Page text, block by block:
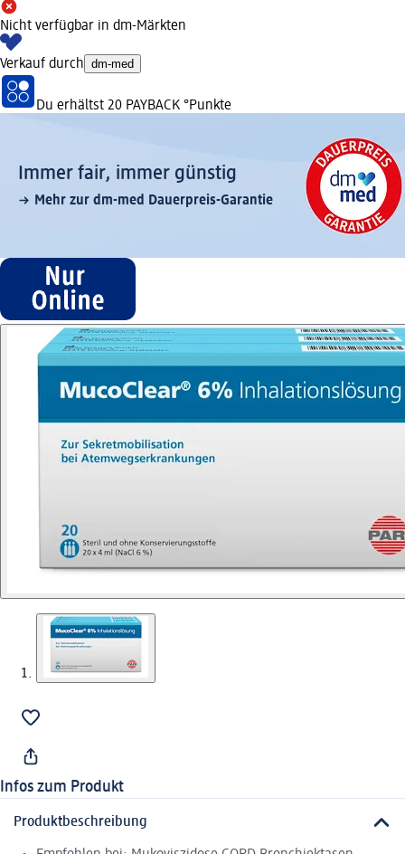
Nicht verfügbar in dm-Märkten
Verkauf durch dm-med
Du erhältst 20 PAYBACK °Punkte
Immer fair,­ immer günstig
Mehr zur dm-med Dauerpreis-Garantie
Infos zum Produkt
Produktbeschreibung